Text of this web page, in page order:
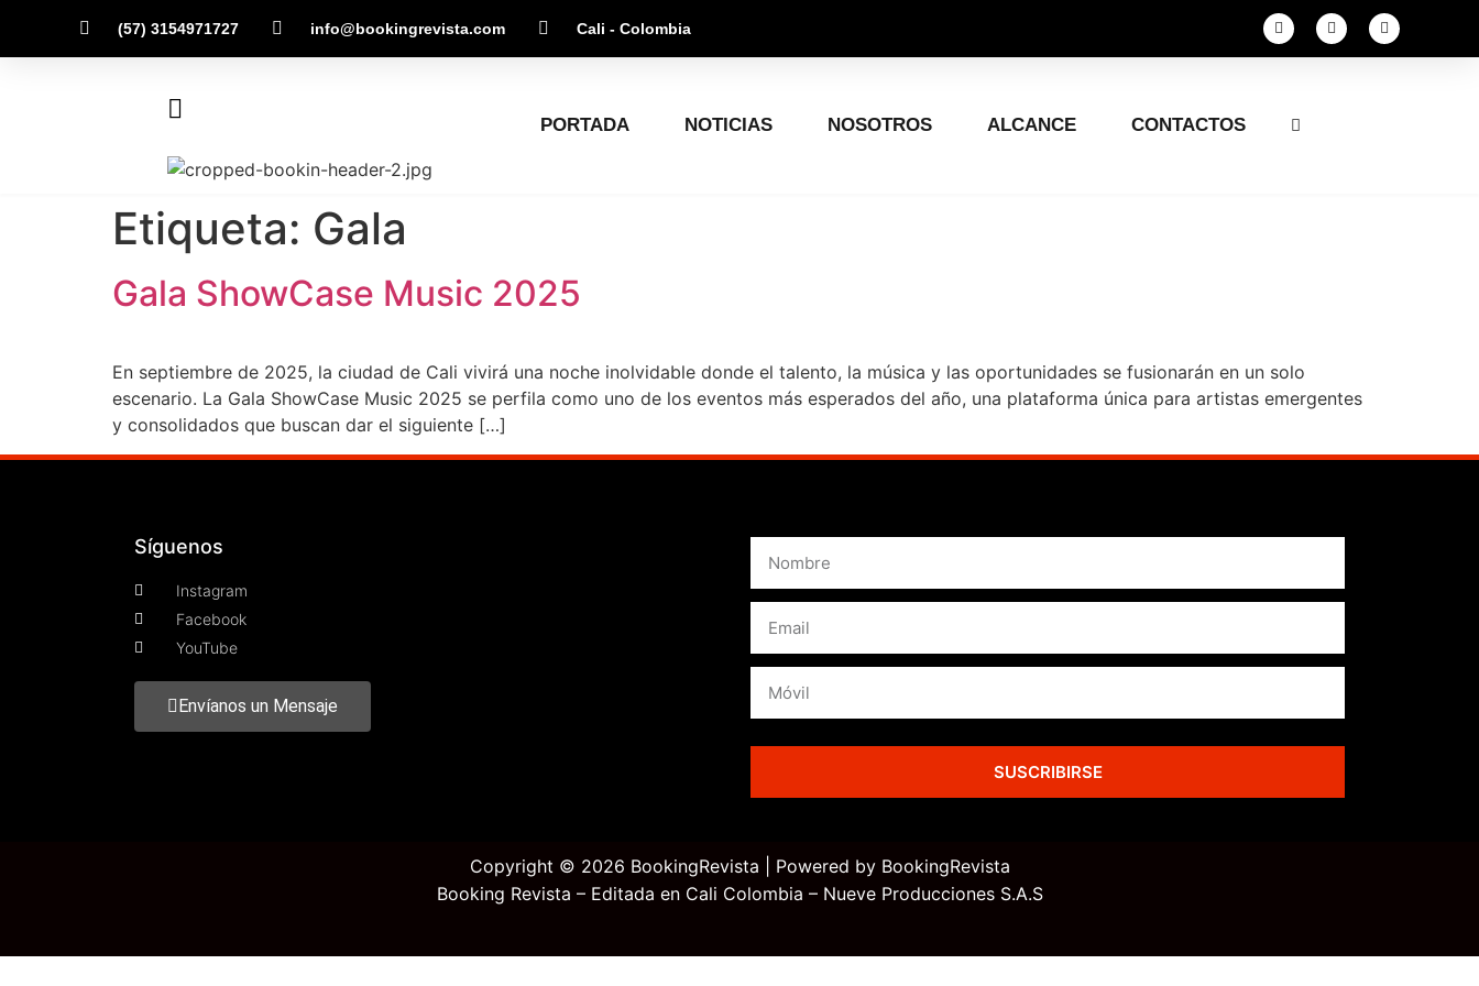
(57) 3154971727 info@bookingrevista.com Cali - Colombia
PORTADA NOTICIAS NOSOTROS ALCANCE CONTACTOS
Etiqueta: Gala
Gala ShowCase Music 2025
En septiembre de 2025, la ciudad de Cali vivirá una noche inolvidable donde el talento, la música y las oportunidades se fusionarán en un solo
escenario. La Gala ShowCase Music 2025 se perfila como uno de los eventos más esperados del año, una plataforma única para artistas emergentes
y consolidados que buscan dar el siguiente […]
Síguenos
Instagram
Facebook
YouTube
Envíanos un Mensaje
SUSCRIBIRSE
Copyright © 2026 BookingRevista | Powered by BookingRevista
Booking Revista – Editada en Cali Colombia – Nueve Producciones S.A.S